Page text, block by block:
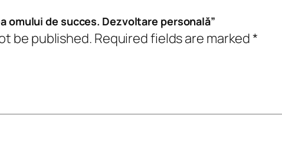
c
e
e
omului de succes. Dezvoltare personală”
be published. Required fields are marked*